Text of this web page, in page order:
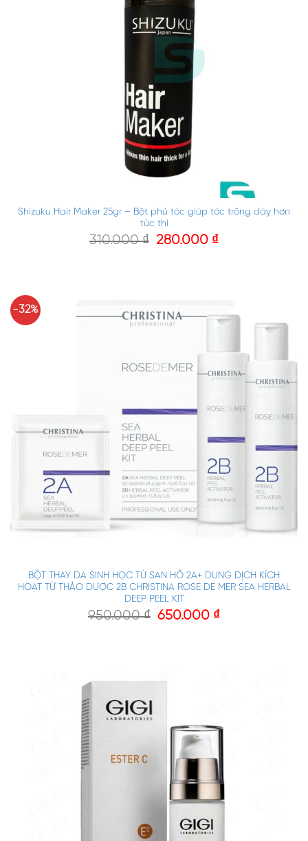
Shizuku Hair Maker 25gr – Bột phủ tóc giúp tóc trông dày hơn
tức thì
310.000₫ 280.000 ₫
-32%
BỘT THAY DA SINH HỌC TỪ SAN HÔ 2A+ DUNG DỊCH KÍCH
HOẠT TỪ THẢO DƯỢC 2B CHRISTINA ROSE DE MER SEA HERBAL
DEEP PEEL KIT
950.000₫ 650.000 ₫